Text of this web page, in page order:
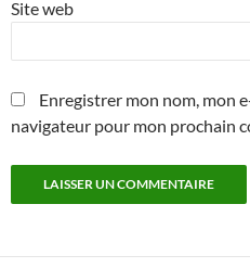
Site web
Enregistrer mon nom, mon
navigateur pour mon prochain